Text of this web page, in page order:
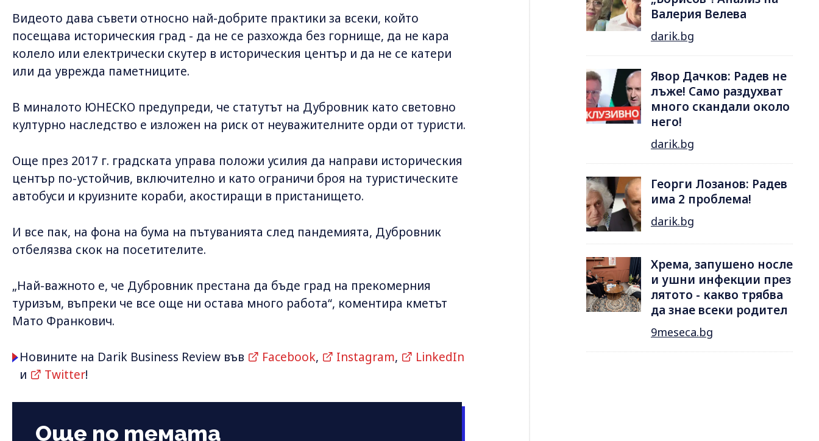
Видеото дава съвети относно най-добрите практики за всеки, който
посещава историческия град - да не се разхожда без горнище, да не кара
колело или електрически скутер в историческия център и да не се катери
или да уврежда паметниците.
В миналото ЮНЕСКО предупреди, че статутът на Дубровник като световно
културно наследство е изложен на риск от неуважителните орди от туристи.
Още през 2017 г. градската управа положи усилия да направи историческия
център по-устойчив, включително и като ограничи броя на туристическите
автобуси и круизните кораби, акостиращи в пристанището.
И все пак, на фона на бума на пътуванията след пандемията, Дубровник
отбелязва скок на посетителите.
„Най-важното е, че Дубровник престана да бъде град на прекомерния
туризъм, въпреки че все още ни остава много работа“, коментира кметът
Мато Франкович.
Новините на Darik Business Review във Facebook, Instagram,
LinkedIn
и
Twitter!
Още по темата
Валерия Велева
darik.bg
Явор Дачков: Радев не
лъже! Само раздухват
много скандали около
него!
darik.bg
Георги Лозанов: Радев
има 2 проблема!
darik.bg
Хрема, запушено носле
и ушни инфекции през
лятотo - какво трябва
да знае всеки родител
9meseca.bg